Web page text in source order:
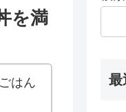
を満
はん
最